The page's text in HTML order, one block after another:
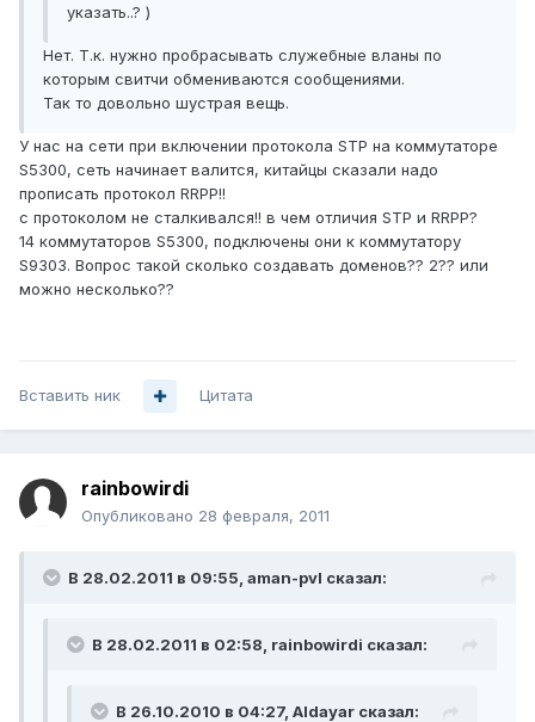
указать..? )
Нет. Т.к. нужно пробрасывать служебные вланы по
которым свитчи обмениваются сообщениями.
Так то довольно шустрая вещь.
У нас на сети при включении протокола STP на коммутаторе
S5300, сеть начинает валится, китайцы сказали надо
прописать протокол RRPP!!
c протоколом не сталкивался!! в чем отличия STP и RRPP?
14 коммутаторов S5300, подключены они к коммутатору
S9303. Вопрос такой сколько создавать доменов?? 2?? или
можно несколько??
Вставить ник Цитата
rainbowirdi
Опубликовано 28 февраля, 2011
В 28.02.2011 в 09:55, aman-pvl сказал:
В 28.02.2011 в 02:58, rainbowirdi сказал:
В 26.10.2010 в 04:27, Aldayar сказал: